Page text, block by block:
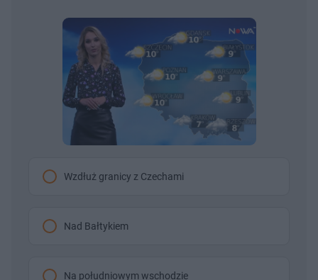
Wzdłuż granicy z Czechami
Nad Bałtykiem
Na południowym wschodzie